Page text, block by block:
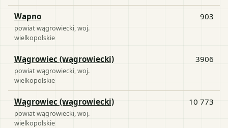
Wapno
powiatwągrowiecki , woj.
wielkopolskie
903
Wągrowiec (wągrowiecki)
powiatwągrowiecki , woj.
wielkopolskie
3906
Wągrowiec (wągrowiecki)
powiatwągrowiecki , woj.
wielkopolskie
10 773